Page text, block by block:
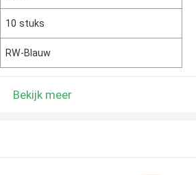
10 stuks
RW-Blauw
Bekijk meer